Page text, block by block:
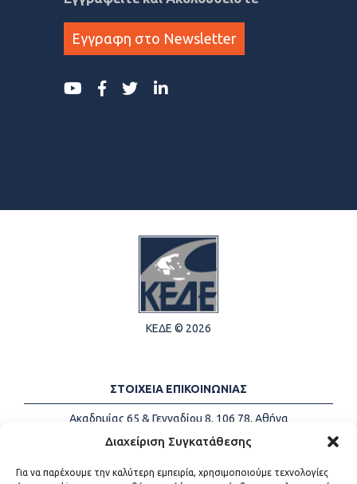
Διαχείριση Συγκατάθεσης
Για να παρέχουμε την καλύτερη εμπειρία, χρησιμοποιούμε τεχνολογίες
Εγγραφη στο Newsletter
ΚΕΔΕ © 2026
ΣΤΟΙΧΕΙΑ ΕΠΙΚΟΙΝΩΝΙΑΣ
Ακαδημίας 65 & Γενναδίου 8, 106 78, Αθήνα
Τηλέφωνα:
+30 213-2147500
Email:
info@kede.gr